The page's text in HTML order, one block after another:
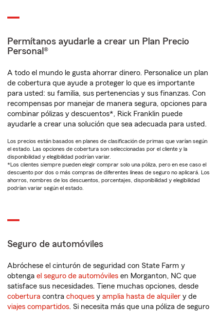
Permítanos ayudarle a crear un Plan Precio
Personal®
A todo el mundo le gusta ahorrar dinero. Personalice un plan
de cobertura que ayude a proteger lo que es importante
para usted: su familia, sus pertenencias y sus finanzas. Con
recompensas por manejar de manera segura, opciones para
combinar pólizas y descuentos*, Rick Franklin puede
ayudarle a crear una solución que sea adecuada para usted.
Los precios están basados en planes de clasificación de primas que varían según
el estado. Las opciones de cobertura son seleccionadas por el cliente y la
disponibilidad y elegibilidad podrían variar.
*Los clientes siempre pueden elegir comprar solo una póliza, pero en ese caso el
descuento por dos o más compras de diferentes líneas de seguro no aplicará. Los
ahorros, nombres de los descuentos, porcentajes, disponibilidad y elegibilidad
podrían variar según el estado.
Seguro de automóviles
Abróchese el cinturón de seguridad con State Farm y
obtenga el seguro de automóviles en Morganton, NC que
satisface sus necesidades. Tiene muchas opciones, desde
cobertura contra choques y amplia hasta de alquiler y de
viajes compartidos. Si necesita más que una póliza de seguro